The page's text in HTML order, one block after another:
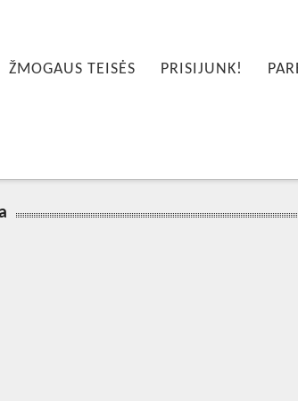
ŽMOGAUS TEISĖS PRISIJUNK!